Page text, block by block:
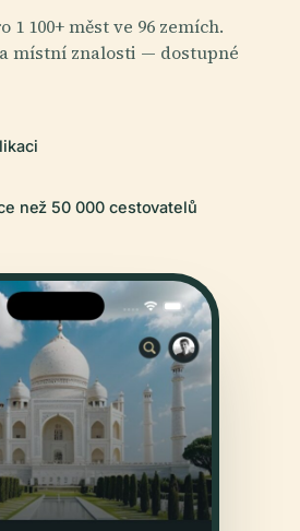
100+ měst ve 96 zemích.
místní znalosti — dostupné
než 50 000 cestovatelů